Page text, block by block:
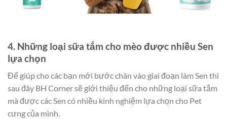
4. Những loại sữa tắm cho mèo được nhiều Sen
lựa chọn
Để giúp cho các bạn mới bước chân vào giai đoạn làm Sen thì
sau đây BH Corner sẽ giới thiệu đến cho những loại sữa tắm
mà được các Sen có nhiều kinh nghiệm lựa chọn cho Pet
cưng của mình.